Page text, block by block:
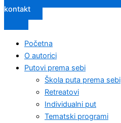
kontakt
Početna
O autorici
Putovi prema sebi
Škola puta prema sebi
Retreatovi
Individualni put
Tematski programi